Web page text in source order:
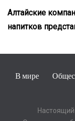
Алтайские
напитков
В мире